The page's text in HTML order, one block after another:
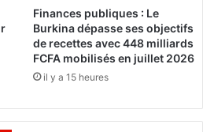
Finances publiques : Le
Burkina dépasse ses objectifs
de recettes avec 448 milliards
FCFA mobilisés en juillet 2026
il y a 15 heures